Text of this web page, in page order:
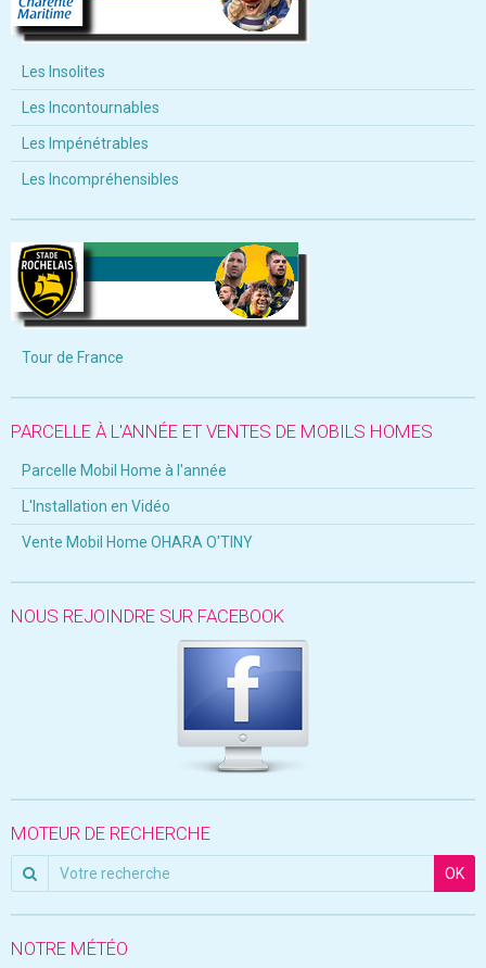
Les Insolites
Les Incontournables
Les Impénétrables
Les Incompréhensibles
Tour de France
PARCELLE À L'ANNÉE ET VENTES DE MOBILS HOMES
Parcelle Mobil Home à l'année
L'Installation en Vidéo
Vente Mobil Home OHARA O'TINY
NOUS REJOINDRE SUR FACEBOOK
MOTEUR DE RECHERCHE
OK
NOTRE MÉTÉO